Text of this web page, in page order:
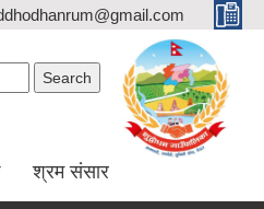
श्रम संसार